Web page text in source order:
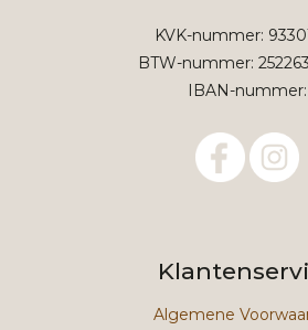
KVK-nummer:
BTW-nummer:
IBAN-nummer:
Algemene